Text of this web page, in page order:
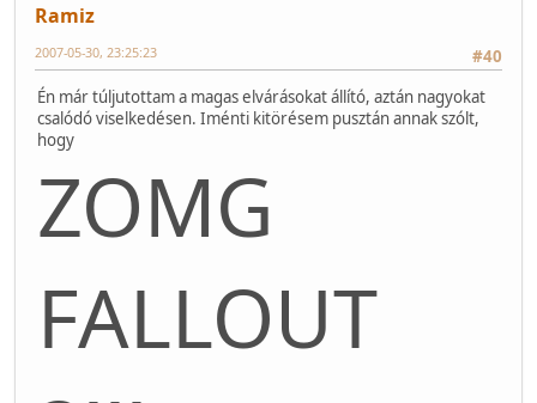
Ramiz
#40
2007-05-30, 23:25:23
Én már túljutottam a magas elvárásokat állító, aztán nagyokat
csalódó viselkedésen. Iménti kitörésem pusztán annak szólt,
hogy
ZOMG
FALLOUT